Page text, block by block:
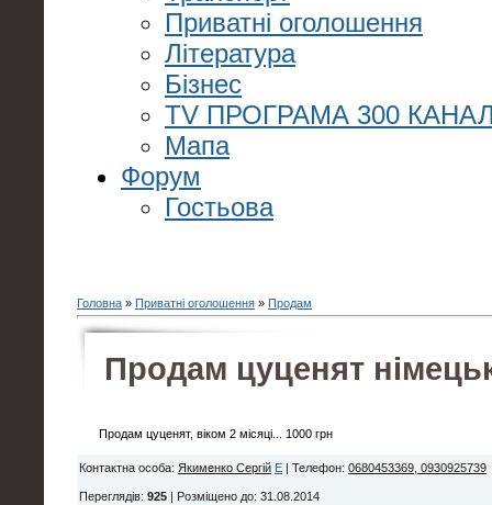
Приватні оголошення
Література
Бізнес
TV ПРОГРАМА 300
Мапа
Форум
Гостьова
Головна » Приватні оголошення » Продам
Продам цуценят
Продам цуценят, віком 2 місяці... 1000 грн
Контактна особа: Якименко Сергій E Телефон: 0680453369, 0930925739
Переглядів: 925 Розміщено до: 31.08.2014